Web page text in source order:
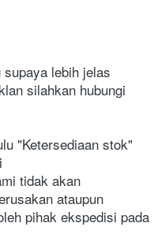
lebih jelas
silahkan hubungi
"Ketersediaan stok"
tidak akan
ataupun
pihak ekspedisi pada